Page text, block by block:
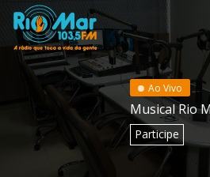
Ao Vivo
Musical Rio
Participe